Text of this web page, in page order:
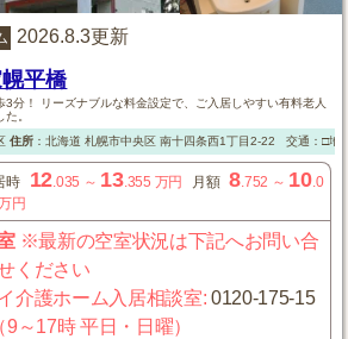
2026.8.3更新
平橋
3分！ リーズナブルな料金設定で、ご入居しやすい有料老人
。
住所： 北海道 札幌市中央区南十四条西1丁目2-22 交通：□地
時 12 .035 ～ 13.355 万円 月額 8 .752 ～ 10.0
円
※最新の空室状況は下記へお問い合
ください
介護ホーム入居相談室:0120-175-15
9～17時 平日・日曜）